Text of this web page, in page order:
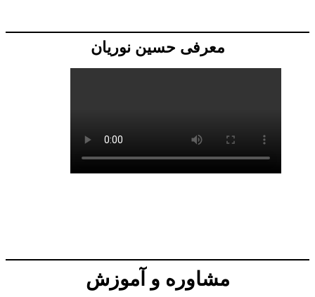
معرفی حسین نوریان
مشاوره و آموزش